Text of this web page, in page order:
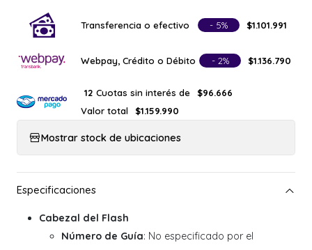
Transferencia o efectivo - 5% $1.101.991
Webpay, Crédito o Débito - 2% $1.136.790
12 Cuotas sin interés de
$96.666
Valor total
$1.159.990
Mostrar stock de ubicaciones
Cabezal del Flash
Número de Guía: No especificado por el